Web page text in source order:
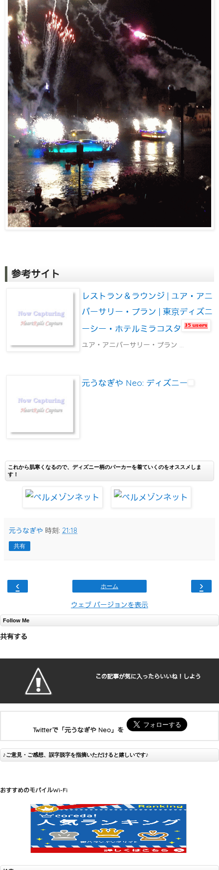
参考サイト
レストラン＆ラウンジ | ユア・アニ
バーサリー・プラン | 東京ディズニ
ーシー・ホテルミラコスタ
ユア・アニバーサリー・プラン ...
元うなぎや Neo: ディズニー
これから肌寒くなるので、ディズニー柄のパーカーを着ていくのをオススメしま
す！
元うなぎや 時刻: 21:18
共有
‹ ›
ホーム
ウェブ バージョンを表示
Follow Me
共有する
この記事が気に入ったらいいね！しよう
Twitterで「元うなぎや Neo」を
♪ご意見・ご感想、誤字脱字を指摘いただけると嬉しいです♪
おすすめのモバイルWi-Fi